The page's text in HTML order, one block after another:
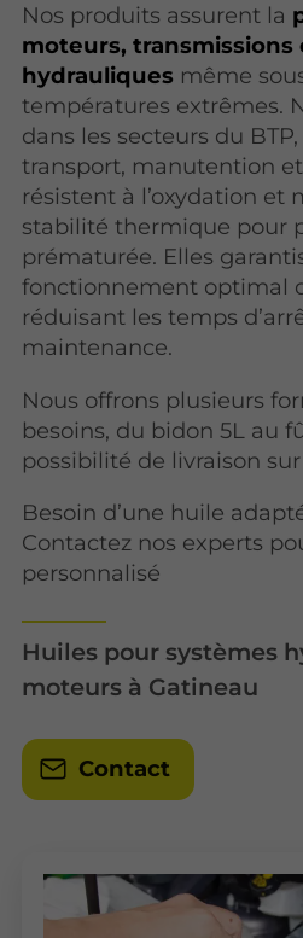
Nos produits assurent la
moteurs, transmissions
hydrauliques même
températures extrêmes.
dans les secteurs du
transport, manutention
résistent à l’oxydation
stabilité thermique pour
prématurée. Elles
fonctionnement optimal
réduisant les temps
maintenance.
Nous offrons plusieurs
besoins, du bidon 5L au
possibilité de livraison
Besoin d’une huile
Contactez nos experts
personnalisé
Huiles pour systèmes
moteurs à Gatineau
Contact